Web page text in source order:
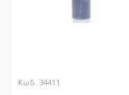
Κωδ. 34411